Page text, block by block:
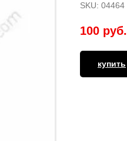
SKU: 04464
100 руб.
купить